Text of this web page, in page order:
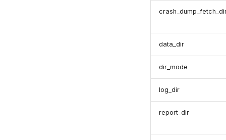
data_dir
dir_mode
log_dir
report_dir